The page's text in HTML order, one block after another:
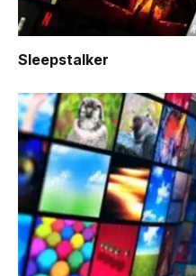
Sleepstalker